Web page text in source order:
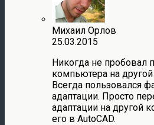
Михаил Орлов
25.03.2015
Никогда не пробовал
компьютера на
Всегда пользовался
адаптации. Просто
адаптации на другой
его в AutoCAD.